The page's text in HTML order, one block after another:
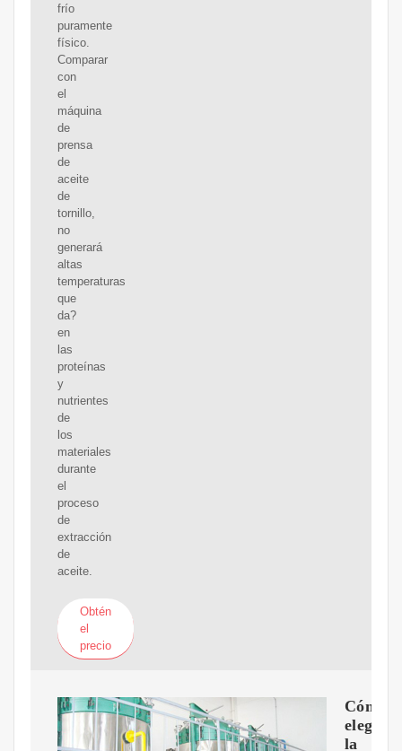
frío
puramente
físico.
Comparar
con
el
máquina
de
prensa
de
aceite
de
tornillo,
no
generará
altas
temperaturas
que
da?
en
las
proteínas
y
nutrientes
de
los
materiales
durante
el
proceso
de
extracción
de
aceite.
Obtén
el
precio
Cómo
elegir
la